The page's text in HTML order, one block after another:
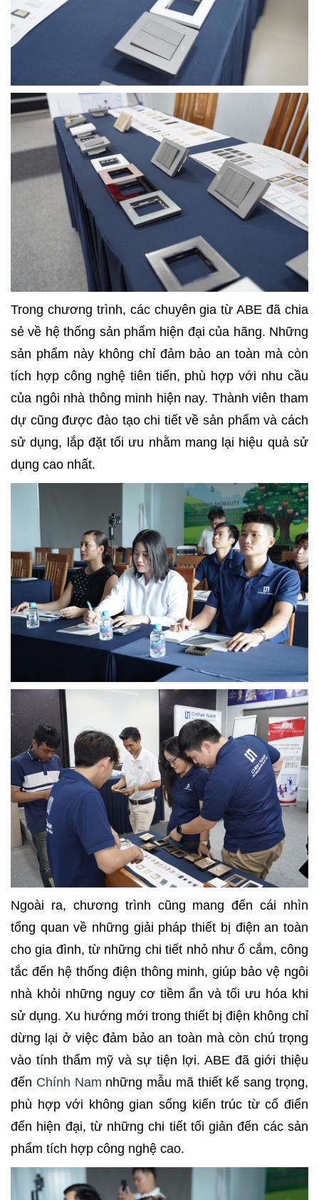
Tin
Tức
Mãi
CẨM
XÂY
KHÁCH
HÀNG
LIÊN
HỆ
Trong chương trình, các chuyên gia từ ABE đã chia
sẻ về hệ thống sản phẩm hiện đại của hãng. Những
sản phẩm này không chỉ đảm bảo an toàn mà còn
tích hợp công nghệ tiên tiến, phù hợp với nhu cầu
của ngôi nhà thông minh hiện nay. Thành viên tham
dự cũng được đào tạo chi tiết về sản phẩm và cách
sử dụng, lắp đặt tối ưu nhằm mang lại hiệu quả sử
dụng cao nhất.
Ngoài ra, chương trình cũng mang đến cái nhìn
tổng quan về những giải pháp thiết bị điện an toàn
cho gia đình, từ những chi tiết nhỏ như ổ cắm, công
tắc đến hệ thống điện thông minh, giúp bảo vệ ngôi
nhà khỏi những nguy cơ tiềm ẩn và tối ưu hóa khi
sử dụng. Xu hướng mới trong thiết bị điện không chỉ
dừng lại ở việc đảm bảo an toàn mà còn chú trọng
vào tính thẩm mỹ và sự tiện lợi. ABE đã giới thiệu
đến Chính Nam những mẫu mã thiết kế sang trọng,
phù hợp với không gian sống kiến trúc từ cổ điển
đến hiện đại, từ những chi tiết tối giản đến các sản
phẩm tích hợp công nghệ cao.